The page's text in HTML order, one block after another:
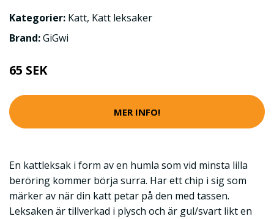
Kategorier: Katt, Katt leksaker
Brand:GiGwi
65 SEK
MER INFO!
En kattleksak i form av en humla som vid minsta lilla
beröring kommer börja surra. Har ett chip i sig som
märker av när din katt petar på den med tassen.
Leksaken är tillverkad i plysch och är gul/svart likt en